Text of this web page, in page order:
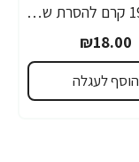
אורנה 19 קרם להסרת שיער לקו הביקיני 90 מ"ל
₪18.00
הוסף לעגלה